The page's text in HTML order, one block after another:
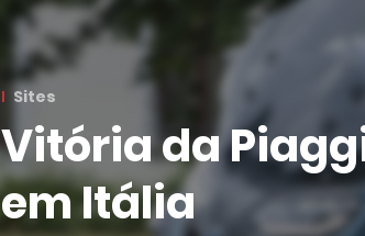
Sites
Vitória da
em Itália